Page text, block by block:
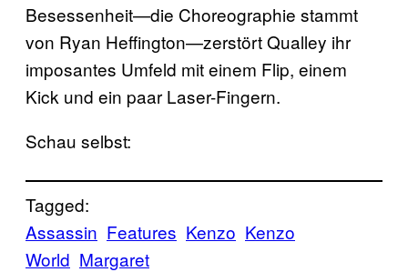
Besessenheit—die Choreographie stammt
von Ryan Heffington—zerstört Qualley ihr
imposantes Umfeld mit einem Flip, einem
Kick und ein paar Laser-Fingern.
Schau selbst:
Tagged:
Assassin Features Kenzo Kenzo
World Margaret